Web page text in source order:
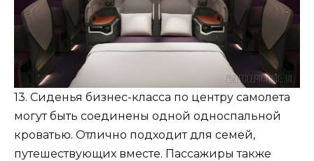
13. Сиденья бизнес-класса по центру самолета
могут быть соединены одной односпальной
кроватью. Отлично подходит для семей,
путешествующих вместе. Пассажиры также